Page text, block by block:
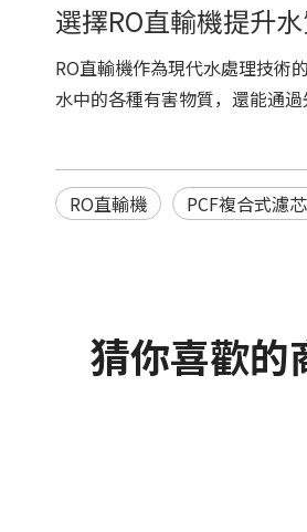
選擇RO直輸機提升
RO直輸機作為現代水處理技術
水中的各種有害物質，還能通
RO直輸機 PCF複合式濾
猜你喜歡的